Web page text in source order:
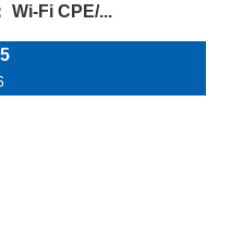
Wi-Fi CPE/...